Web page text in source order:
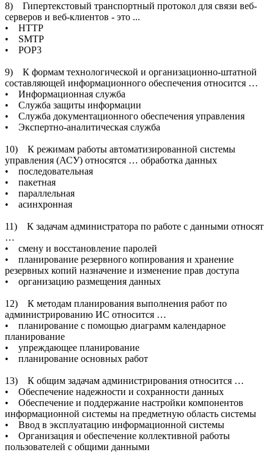
8) Гипертекстовый транспортный протокол для связи веб-
серверов и веб-клиентов - это ...
• HTTP
• SMTP
• POP3
9) К формам технологической и организационно-штатной
составляющей информационного обеспечения относится …
• Информационная служба
• Служба защиты информации
• Служба документационного обеспечения управления
• Экспертно-аналитическая служба
10) К режимам работы автоматизированной системы
управления (АСУ) относятся … обработка данных
• последовательная
• пакетная
• параллельная
• асинхронная
11) К задачам администратора по работе с данными относят
…
• смену и восстановление паролей
• планирование резервного копирования и хранение
резервных копий назначение и изменение прав доступа
• организацию размещения данных
12) К методам планирования выполнения работ по
администрированию ИС относится …
• планирование с помощью диаграмм календарное
планирование
• упреждающее планирование
• планирование основных работ
13) К общим задачам администрирования относится …
• Обеспечение надежности и сохранности данных
• Обеспечение и поддержание настройки компонентов
информационной системы на предметную область системы
• Ввод в эксплуатацию информационной системы
• Организация и обеспечение коллективной работы
пользователей с общими данными